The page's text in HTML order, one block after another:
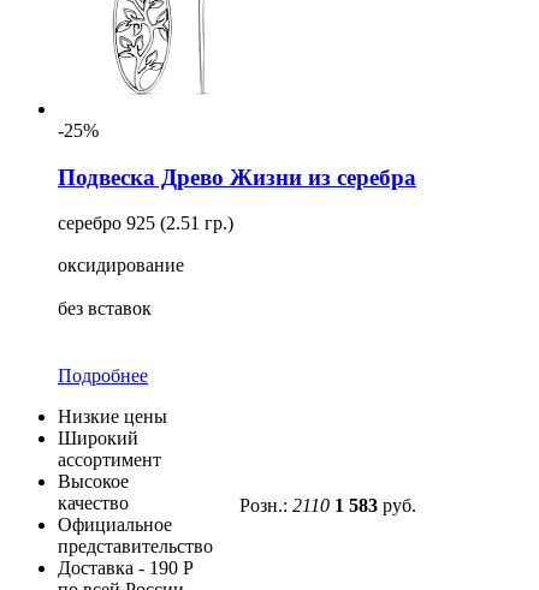
-25%
Подвеска Древо Жизни из серебра
серебро 925 (2.51 гр.)
оксидирование
без вставок
Розн.: 2110 1 583руб.
Подробнее
Низкие цены
Широкий
ассортимент
Высокое
качество
Официальное
представительство
Доставка - 190 Р